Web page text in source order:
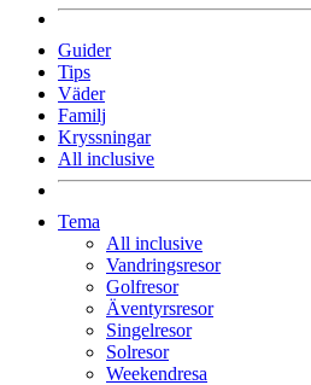
Guider
Tips
Väder
Familj
Kryssningar
All inclusive
Tema
All inclusive
Vandringsresor
Golfresor
Äventyrsresor
Singelresor
Solresor
Weekendresa